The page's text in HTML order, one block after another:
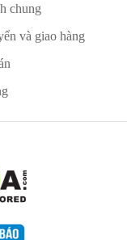
chung
và giao hàng